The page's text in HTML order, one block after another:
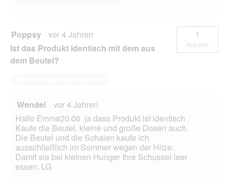
Poppsy · vor 4 Jahren
Ist das Produkt identisch mit dem aus
dem Beutel?
1
Antwort
Wendel · vor 4 Jahren
Hallo Emma20.06 ja dass Produkt ist identisch .
Kaufe die Beutel, kleine und große Dosen auch.
Die Beutel und die Schalen kaufe ich
ausschließlich im Sommer wegen der Hitze.
Damit sie bei kleinen Hunger Ihre Schussel leer
essen. LG